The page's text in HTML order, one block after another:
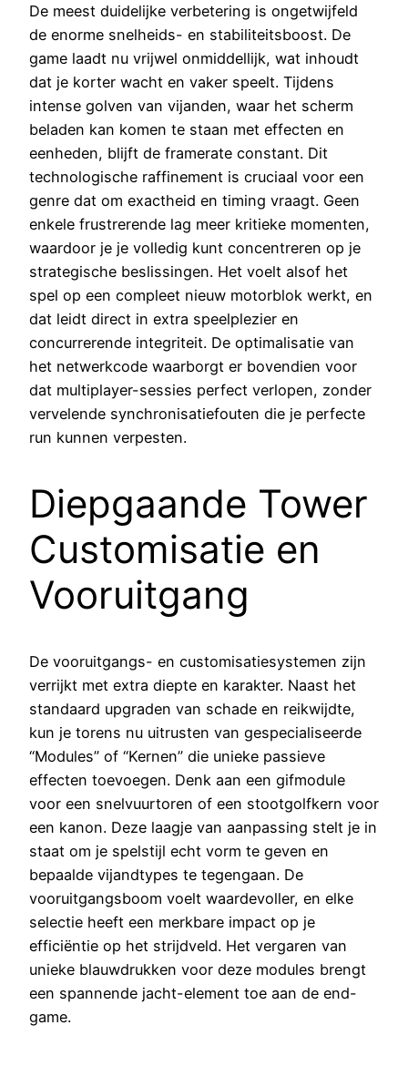
De meest duidelijke verbetering is ongetwijfeld
de enorme snelheids- en stabiliteitsboost. De
game laadt nu vrijwel onmiddellijk, wat inhoudt
dat je korter wacht en vaker speelt. Tijdens
intense golven van vijanden, waar het scherm
beladen kan komen te staan met effecten en
eenheden, blijft de framerate constant. Dit
technologische raffinement is cruciaal voor een
genre dat om exactheid en timing vraagt. Geen
enkele frustrerende lag meer kritieke momenten,
waardoor je je volledig kunt concentreren op je
strategische beslissingen. Het voelt alsof het
spel op een compleet nieuw motorblok werkt, en
dat leidt direct in extra speelplezier en
concurrerende integriteit. De optimalisatie van
het netwerkcode waarborgt er bovendien voor
dat multiplayer-sessies perfect verlopen, zonder
vervelende synchronisatiefouten die je perfecte
run kunnen verpesten.
Diepgaande Tower
Customisatie en
Vooruitgang
De vooruitgangs- en customisatiesystemen zijn
verrijkt met extra diepte en karakter. Naast het
standaard upgraden van schade en reikwijdte,
kun je torens nu uitrusten van gespecialiseerde
“Modules” of “Kernen” die unieke passieve
effecten toevoegen. Denk aan een gifmodule
voor een snelvuurtoren of een stootgolfkern voor
een kanon. Deze laagje van aanpassing stelt je in
staat om je spelstijl echt vorm te geven en
bepaalde vijandtypes te tegengaan. De
vooruitgangsboom voelt waardevoller, en elke
selectie heeft een merkbare impact op je
efficiëntie op het strijdveld. Het vergaren van
unieke blauwdrukken voor deze modules brengt
een spannende jacht-element toe aan de end-
game.